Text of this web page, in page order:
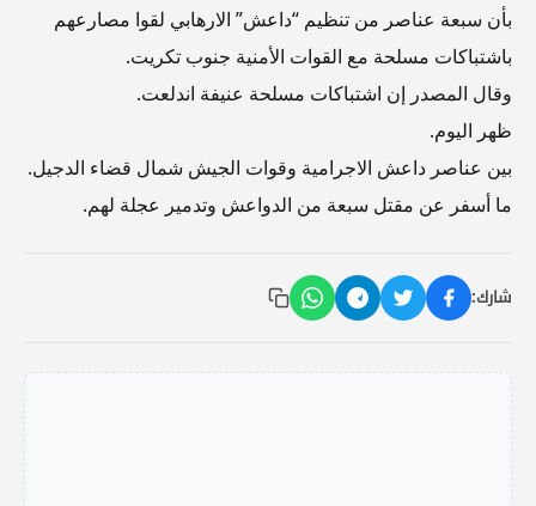
بأن سبعة عناصر من تنظيم “داعش” الارهابي لقوا مصارعهم
باشتباكات مسلحة مع القوات الأمنية جنوب تكريت.
وقال المصدر إن اشتباكات مسلحة عنيفة اندلعت.
ظهر اليوم.
بين عناصر داعش الاجرامية وقوات الجيش شمال قضاء الدجيل.
ما أسفر عن مقتل سبعة من الدواعش وتدمير عجلة لهم.
شارك: